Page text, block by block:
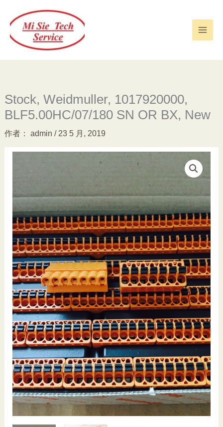
Stock, Weidmuller, 1017920000,
BLF5.00HC/07/180 SN OR BX, New
作者： admin / 23 5 月, 2019